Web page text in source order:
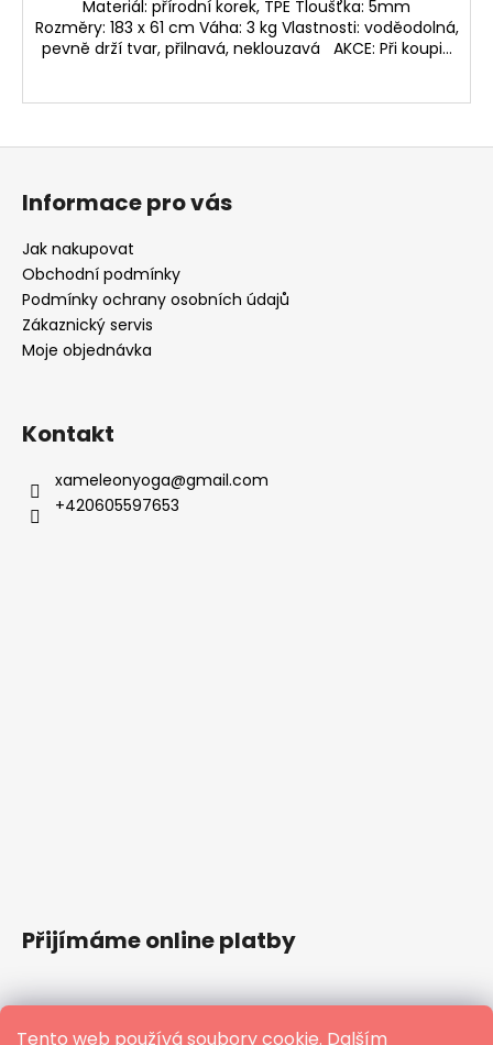
Tento web používá soubory cookie. Dalším
Materiál: přírodní korek, TPE Tloušťka: 5mm
Rozměry: 183 x 61 cm Váha: 3 kg Vlastnosti: voděodolná,
pevně drží tvar, přilnavá, neklouzavá AKCE: Při koupi...
Z
Informace pro vás
Jak nakupovat
Obchodní podmínky
Podmínky ochrany osobních údajů
Zákaznický servis
Moje objednávka
Kontakt
xameleonyoga@gmail.com
+420605597653
Přijímáme online platby